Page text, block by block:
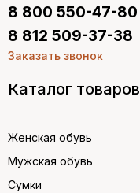
Каталог товаров
Женская обувь
Мужская обувь
Сумки
8 800 550-47-80
8 812 509-37-38
Заказать звонок